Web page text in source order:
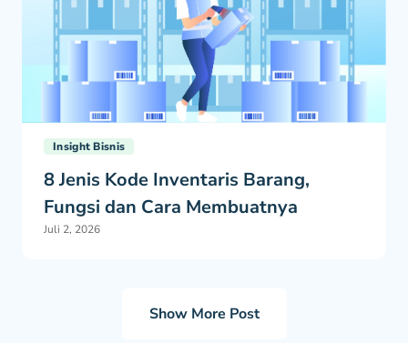
Insight Bisnis
8 Jenis Kode Inventaris Barang,
Fungsi dan Cara Membuatnya
Juli 2, 2026
Show More Post